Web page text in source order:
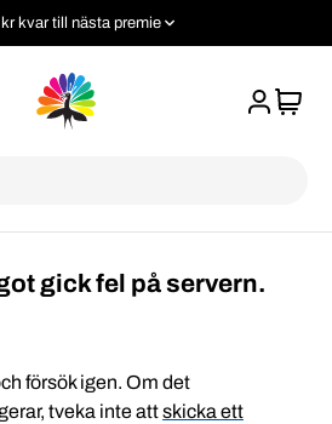
kvar till nästa premie
gick fel på servern.
försök igen. Om det
tveka inte attskicka ett